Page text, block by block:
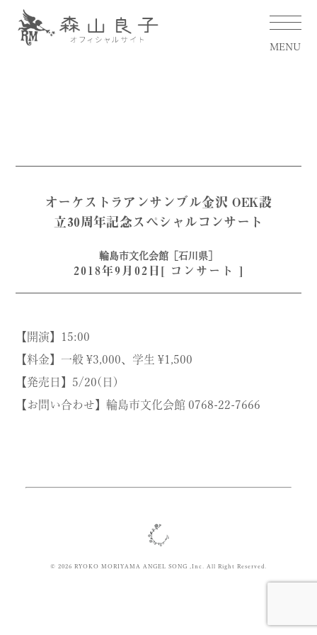
MENU
オーケストラアンサンブル金沢 OEK設
立30周年記念スペシャルコンサート
輪島市文化会館［石川県］
2018年9月02日[ コンサート ]
【開演】15:00
【料金】一般 ¥3,000、学生 ¥1,500
【発売日】5/20(日)
【お問い合わせ】輪島市文化会館 0768-22-7666
© 2026 RYOKO MORIYAMA ANGEL SONG ,Inc. All Right Reserved.